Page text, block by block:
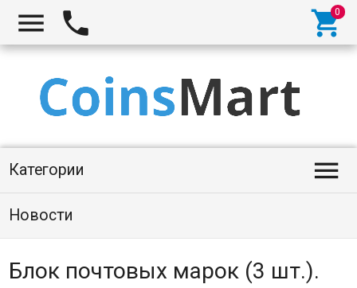
  
Категории 
Новости
Блок почтовых марок (3 шт.).